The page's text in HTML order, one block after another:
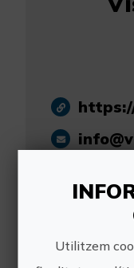
Utilitzem